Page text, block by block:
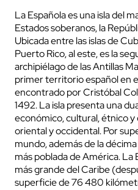
La Española es una isla del
Estados soberanos, la
Ubicada entre las islas de
Puerto Rico, al este, es la
archipiélago de las Antillas
primer territorio español en
encontrado por Cristóbal
1492. La isla presenta una
económico, cultural, étnico
oriental y occidental. Por
mundo, además de la
más poblada de América. La
más grande del Caribe
superficie de 76 480